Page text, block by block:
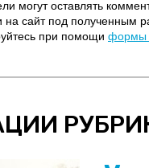
могут оставлять
на сайт под полученным
при помощи формы